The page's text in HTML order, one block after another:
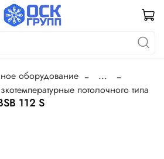
оборудование
...
потолочного типа
112 S